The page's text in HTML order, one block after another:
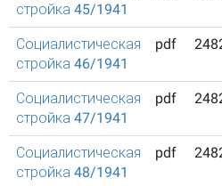
стройка 45/1941
Социалистическая
стройка 46/1941
pdf
Социалистическая
стройка 47/1941
pdf
Социалистическая
стройка 48/1941
pdf